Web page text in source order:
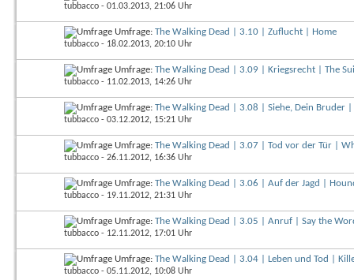
tubbacco - 01.03.2013, 21:06 Uhr
Umfrage: The Walking Dead | 3.10 | Zuflucht | Home
tubbacco - 18.02.2013, 20:10 Uhr
Umfrage: The Walking Dead | 3.09 | Kriegsrecht | The
tubbacco - 11.02.2013, 14:26 Uhr
Umfrage: The Walking Dead | 3.08 | Siehe, Dein Bruder
tubbacco - 03.12.2012, 15:21 Uhr
Umfrage: The Walking Dead | 3.07 | Tod vor der Tür |
tubbacco - 26.11.2012, 16:36 Uhr
Umfrage: The Walking Dead | 3.06 | Auf der Jagd |
tubbacco - 19.11.2012, 21:31 Uhr
Umfrage: The Walking Dead | 3.05 | Anruf | Say the
tubbacco - 12.11.2012, 17:01 Uhr
Umfrage: The Walking Dead | 3.04 | Leben und Tod |
tubbacco - 05.11.2012, 10:08 Uhr